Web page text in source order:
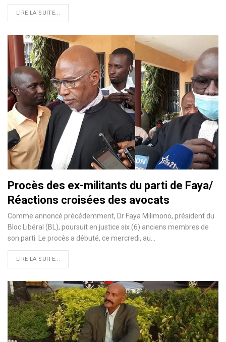
LIRE LA SUITE...
Procès des ex-militants du parti de Faya/
Réactions croisées des avocats
Comme annoncé précédemment, Dr Faya Milimono, président du
Bloc Libéral (BL), poursuit en justice six (6) anciens membres de
son parti. Le procès a débuté, ce mercredi, au…
LIRE LA SUITE...